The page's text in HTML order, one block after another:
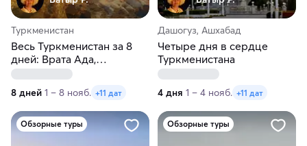
Туркменистан
Весь Туркменистан за 8
дней: Врата Ада,
мраморный Ашхабад и
каньоны Янгикала
8 дней 1 – 8 нояб. +11 дат
Дашогуз, Ашхабад
Четыре дня в сердце
Туркменистана
4 дня 1 – 4 нояб. +11 дат
Обзорные туры Обзорные туры